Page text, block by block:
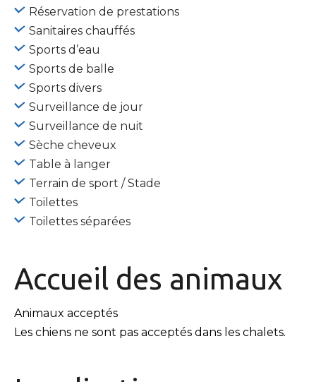
Réservation de prestations
Sanitaires chauffés
Sports d’eau
Sports de balle
Sports divers
Surveillance de jour
Surveillance de nuit
Sèche cheveux
Table à langer
Terrain de sport / Stade
Toilettes
Toilettes séparées
Accueil des animaux
Animaux acceptés
Les chiens ne sont pas acceptés dans les chalets.